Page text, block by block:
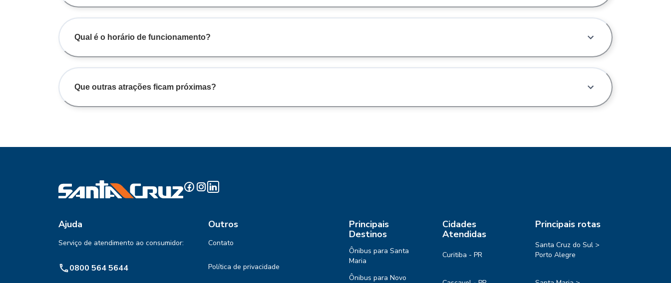
Qual é o horário de funcionamento?
Que outras atrações ficam próximas?
Ajuda
Serviço de atendimento ao consumidor:
0800 564 5644
Outros
Contato
Política de privacidade
Principais
Destinos
Ônibus para Santa
Maria
Ônibus para Novo
Cidades
Atendidas
Curitiba - PR
Principais rotas
Santa Cruz do Sul >
Porto Alegre